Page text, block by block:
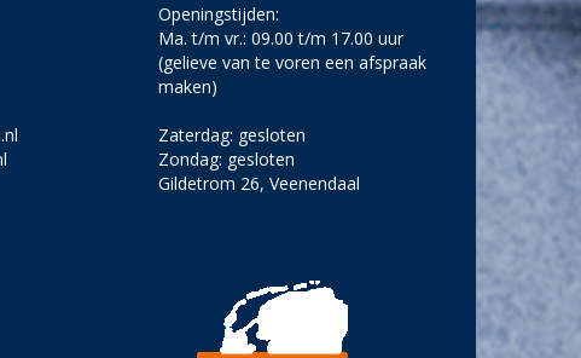
Openingstijden:
Ma. t/m vr.: 09.00 t/m 17.00 uur
(gelieve van te voren een afspraak
maken)
Zaterdag: gesloten
Zondag: gesloten
Gildetrom 26, Veenendaal